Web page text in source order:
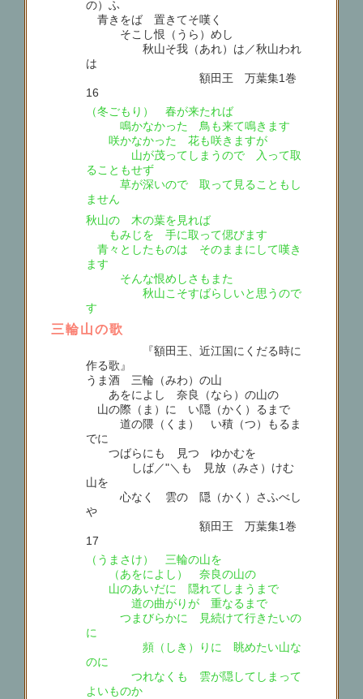
の）ふ
青きをば 置きてそ嘆く
そこし恨（うら）めし
秋山そ我（あれ）は／秋山われ
は
額田王 万葉集1巻
16
（冬ごもり） 春が来たれば
鳴かなかった 鳥も来て鳴きます
咲かなかった 花も咲きますが
山が茂ってしまうので 入って取
ることもせず
草が深いので 取って見ることもし
ません
秋山の 木の葉を見れば
もみじを 手に取って偲びます
青々としたものは そのままにして嘆き
ます
そんな恨めしさもまた
秋山こそすばらしいと思うので
す
三輪山の歌
『額田王、近江国にくだる時に
作る歌』
うま酒 三輪（みわ）の山
あをによし 奈良（なら）の山の
山の際（ま）に い隠（かく）るまで
道の隈（くま） い積（つ）もるま
でに
つばらにも 見つゝゆかむを
しば／"＼も 見放（みさ）けむ
山を
心なく 雲の 隠（かく）さふべし
や
額田王 万葉集1巻
17
（うまさけ） 三輪の山を
（あをによし） 奈良の山の
山のあいだに 隠れてしまうまで
道の曲がりが 重なるまで
つまびらかに 見続けて行きたいの
に
頻（しき）りに 眺めたい山な
のに
つれなくも 雲が隠してしまって
よいものか